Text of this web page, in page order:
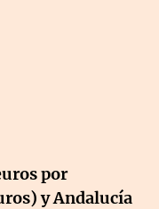
por
y Andalucía